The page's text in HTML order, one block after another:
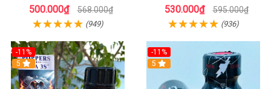
500.000₫ 568.000₫
(949)
Mạnh Cho Top Bot
530.000₫ 595.000₫
(936)
-11%
5
-11%
5